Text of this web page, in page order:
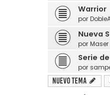
Warrior
por
Nueva
por Maser
Serie
por
Nuevo Tema